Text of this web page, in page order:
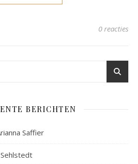
0 reacties
BERICHTEN
Saffier